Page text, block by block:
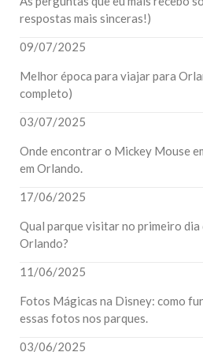
respostas mais sinceras!)
09/07/2025
Melhor época para viajar para
completo)
03/07/2025
Onde encontrar o Mickey Mouse
em Orlando.
17/06/2025
Qual parque visitar no primeiro dia
Orlando?
11/06/2025
Fotos Mágicas na Disney: como
essas fotos nos parques.
03/06/2025